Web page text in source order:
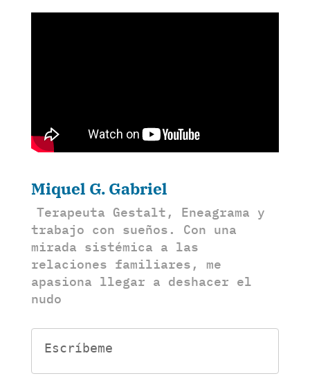
Miquel G. Gabriel
Terapeuta Gestalt, Eneagrama y
trabajo con sueños. Con una
mirada sistémica a las
relaciones familiares, me
apasiona llegar a deshacer el
nudo
Escríbeme